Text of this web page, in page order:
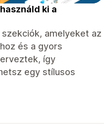
ki a
amelyeket az
és a gyors
így
egy stílusos